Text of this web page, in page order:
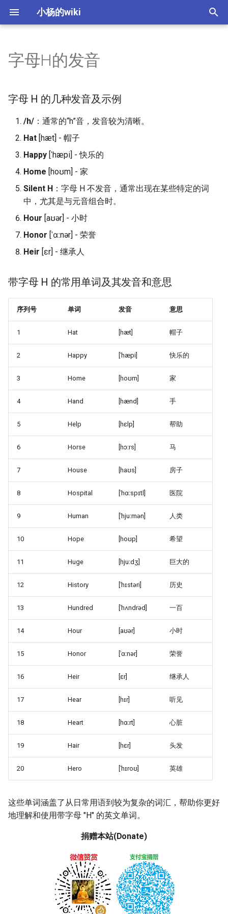
小杨的wiki
入
以如何学好一门语言
英语中的常见单词分类
格林法则和维尔纳定律
金鱼拉丁字母理论
英语中的词序结构
人称代词和时态变化
介词的使用
字母 H 的几种发音及示例
带字母 H 的常用单词及其发
音和意思
英语中的前缀、后缀、词根
col前缀英文单词
首要-王子与原则
后缀ence相关的单词
ess、on结尾的单词解析
ist、ism结尾的单词解析
ium后缀的单词
西语发音
西语人称相关
日常西语
西语星期
数据通信基础
CRC校验与模2除法
局域网与城域网
互联网
网关路由协议
IPv4与IPv6
子网计算
思科和华为交换机常用命令对
华为交换机DHCP配置
ACL控制访问列表
路由转换技术
英文题
热门股统计
慢速KDJ计算
量化之TA-Lib形态指标
Technical maintenance job
云解决方案架构师
SRE站点可靠性工程师
VScode 右键快捷菜单
简单图片搜索功能分析
Interview
45 Solution Architect
50+ Most Common
Top 20 AWS Solutions
Yeoman 生成器创建项目
PPT中常用的插图资源
office插件Appsource发布和
本地发布
IT 公司类型
企业战略
产业类型
软件开发生命周期
IT 技术栈
软件测试
System Design 24 principles
计算机恶意攻击
常用英语
计算机符号英文
macOS相关操作总结
macOS下删除._ 开头的相关文
件
字母H的发音
字母 H 的几种发音及示例
/h/ ：通常的“h”音，发音较为清晰。
Hat [hæt] - 帽子
Happy [ˈhæpi] - 快乐的
Home [hoʊm] - 家
Silent H ：字母 H 不发音，通常出现在某些特定的词
中，尤其是与元音组合时。
Hour [aʊər] - 小时
Honor [ˈɑːnər] - 荣誉
Heir [ɛr] - 继承人
带字母 H 的常用单词及其发音和意思
序列号 单词 发音 意思
1 Hat [hæt] 帽子
2 Happy [ˈhæpi] 快乐的
3 Home [hoʊm] 家
4 Hand [hænd] 手
5 Help [hɛlp] 帮助
6 Horse [hɔːrs] 马
7 House [haʊs] 房子
8 Hospital [ˈhɑːspɪtl] 医院
9 Human [ˈhjuːmən] 人类
10 Hope [hoʊp] 希望
11 Huge [hjuːdʒ] 巨大的
12 History [ˈhɪstəri] 历史
13 Hundred [ˈhʌndrəd] 一百
14 Hour [aʊər] 小时
15 Honor [ˈɑːnər] 荣誉
16 Heir [ɛr] 继承人
17 Hear [hɪr] 听见
18 Heart [hɑːrt] 心脏
19 Hair [hɛr] 头发
20 Hero [ˈhɪroʊ] 英雄
这些单词涵盖了从日常用语到较为复杂的词汇，帮助你更好
地理解和使用带字母 "H" 的英文单词。
捐赠本站(Donate)